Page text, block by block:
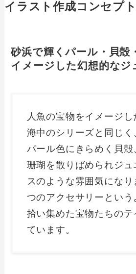
イラスト作成コンセプト
砂浜で輝くパール・貝殻
イメージした幻想的なジ
人魚の宝物をイメージし
海中のシリーズと同じく
パール色にきらめく貝殻
珊瑚を散りばめられジュ
スのような雰囲気になり
つのアクセサリーとい
拾い集めた宝物たちのテ
ています。